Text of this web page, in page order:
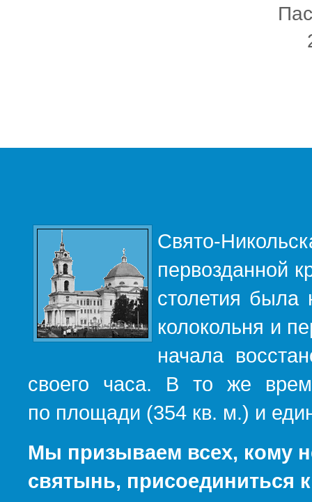
Свято-
первозданной
столетия была
колокольня и
начала
своего часа. В то же
по площади (354 кв. м.) и
Мы призываем всех, кому
святынь, присоединиться